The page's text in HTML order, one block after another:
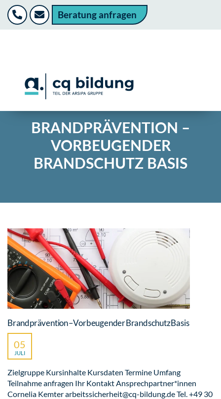
Beratung anfragen
BRANDPRÄVENTION –
VORBEUGENDER
BRANDSCHUTZ BASIS
Brandprävention – Vorbeugender Brandschutz Basis
05
JULI
Zielgruppe Kursinhalte Kursdaten Termine Umfang
Teilnahme anfragen Ihr Kontakt Ansprechpartner*innen
Cornelia Kemter arbeitssicherheit@cq-bildung.de Tel. +49 30